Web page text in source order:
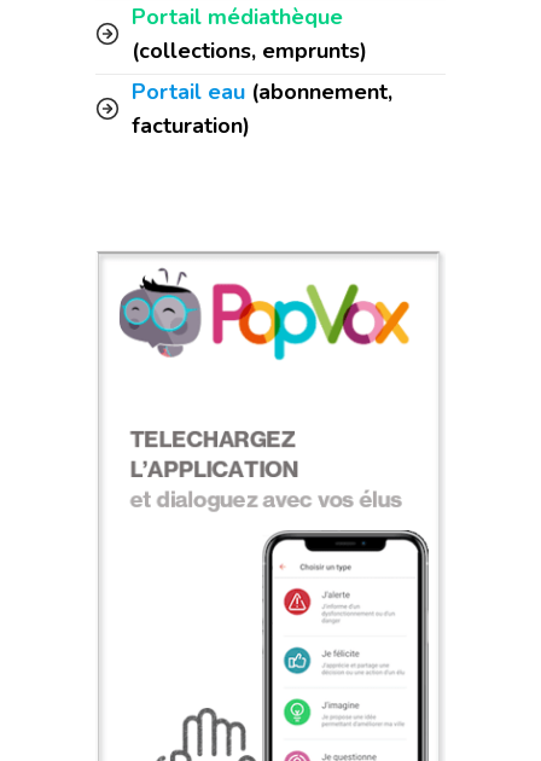
Portail médiathèque
(collections, emprunts)
Portail eau (abonnement,
facturation)